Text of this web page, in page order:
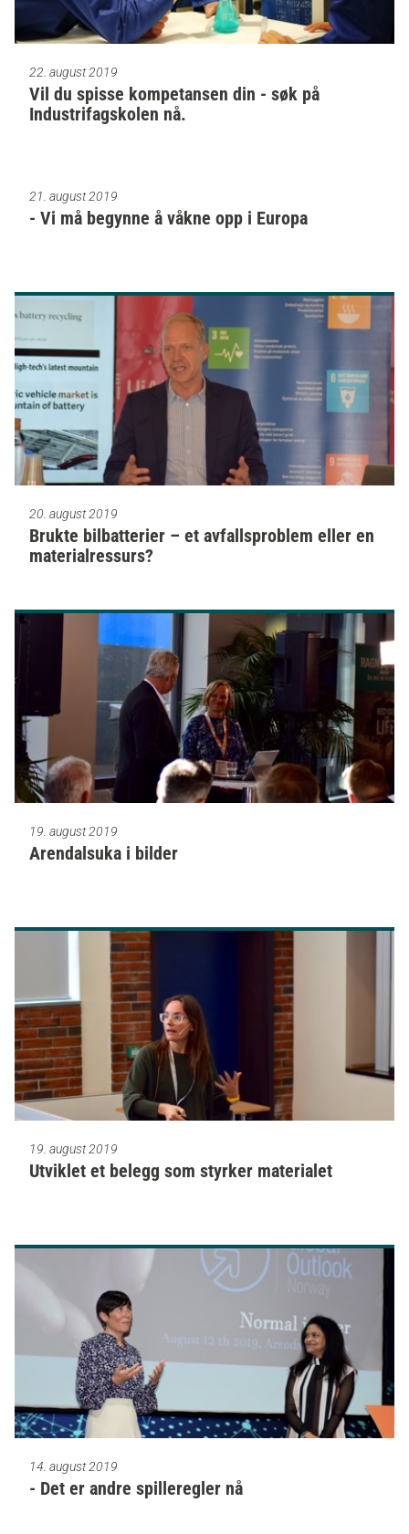
22. august 2019
Vil du spisse kompetansen din - søk på
Industrifagskolen nå.
21. august 2019
- Vi må begynne å våkne opp i Europa
20. august 2019
Brukte bilbatterier – et avfallsproblem eller en
materialressurs?
19. august 2019
Arendalsuka i bilder
19. august 2019
Utviklet et belegg som styrker materialet
14. august 2019
- Det er andre spilleregler nå